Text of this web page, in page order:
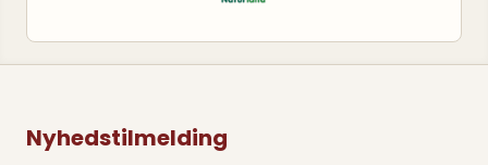
Nyhedstilmelding